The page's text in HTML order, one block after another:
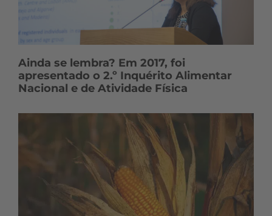
Ainda se lembra? Em 2017, foi
apresentado o 2.º Inquérito Alimentar
Nacional e de Atividade Física